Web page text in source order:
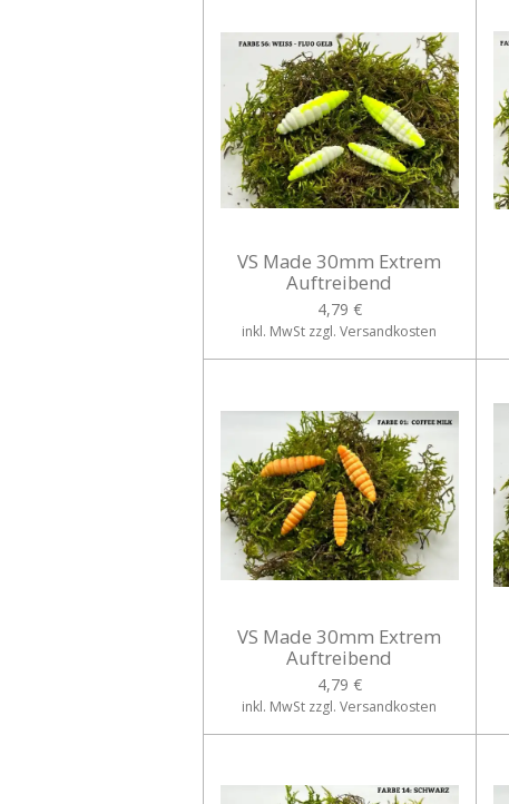
VS Made 30mm Extrem
Auftreibend
4,79 €
inkl. MwSt zzgl. Versandkosten
VS Made 30mm Extrem
Auftreibend
4,79 €
inkl. MwSt zzgl. Versandkosten